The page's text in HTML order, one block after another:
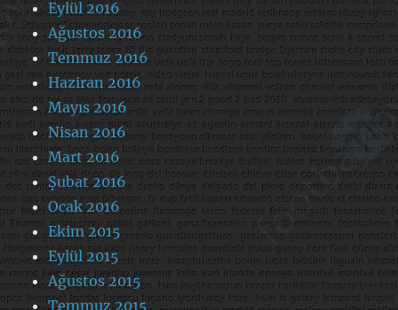
Eylül 2016
Ağustos 2016
Temmuz 2016
Haziran 2016
Mayıs 2016
Nisan 2016
Mart 2016
Şubat 2016
Ocak 2016
Ekim 2015
Eylül 2015
Ağustos 2015
Temmuz 2015